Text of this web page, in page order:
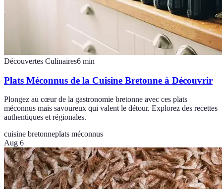
Découvertes Culinaires6 min
Plats Méconnus de la Cuisine Bretonne à Découvrir
Plongez au cœur de la gastronomie bretonne avec ces plats
méconnus mais savoureux qui valent le détour. Explorez des recettes
authentiques et régionales.
cuisine bretonneplats méconnus
Aug 6